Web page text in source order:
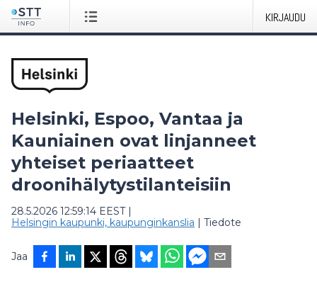
KIRJAUDU
Helsinki, Espoo, Vantaa ja
Kauniainen ovat linjanneet
yhteiset periaatteet
droonihälytystilanteisiin
28.5.2026 12:59:14 EEST|
Helsingin kaupunki, kaupunginkanslia | Tiedote
Jaa